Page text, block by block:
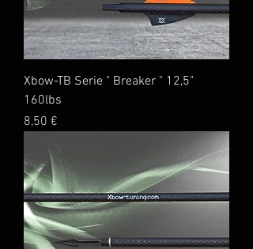
Xbow-TB Serie " Breaker " 12,5"
160lbs
Preis
8,50 €